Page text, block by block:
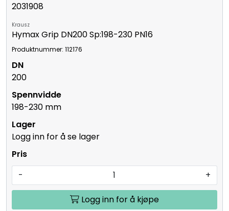
2031908
Krausz
Hymax Grip DN200 Sp:198-230 PN16
Produktnummer: 112176
200
198-230 mm
Logg inn for å se lager
- +
Logg inn for å kjøpe